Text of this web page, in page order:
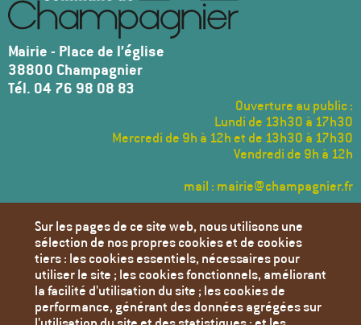
Mairie - Place de l’église
38800 Champagnier
Tél. 04 76 98 08 83
Ouverture au public :
Lundi de 13h30 à 17h30
Mercredi de 9h à 12h et de 13h30 à 17h30
Vendredi de 9h à 12h
mail : mairie@champagnier.fr
page
Annuaire des Associations
Transports
Déchèteries
Sur les pages de ce site web, nous utilisons une
sélection de nos propres cookies et de cookies
tiers : les cookies essentiels, nécessaires pour
utiliser le site ; les cookies fonctionnels, améliorant
la facilité d'utilisation du site ; les cookies de
performance, générant des données agrégées sur